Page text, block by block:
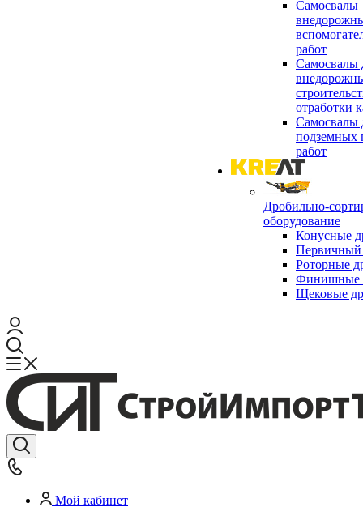
Самосвалы
работ
Самосвалы
отработки
Самосвалы
подземных
работ
Дробильно-
оборудование
Конусные
Первичный
Роторные
Финишные
Щековые
Мой кабинет